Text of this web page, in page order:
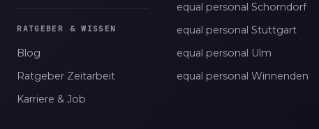
RATGEBER & WISSEN
Blog
Ratgeber Zeitarbeit
Karriere & Job
equal personal Schorndorf
equal personal Stuttgart
equal personal Ulm
equal personal Winnenden